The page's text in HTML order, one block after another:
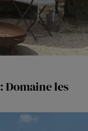
Domaine les